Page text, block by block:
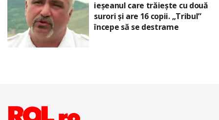
ieșeanul care trăiește cu două
surori și are 16 copii. „Tribul”
începe să se destrame